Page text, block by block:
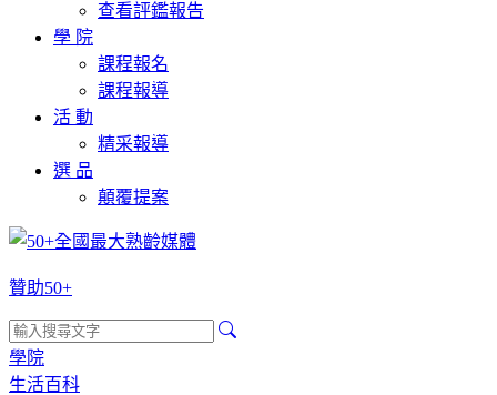
查看評鑑報告
學 院
課程報名
課程報導
活 動
精采報導
選 品
顛覆提案
贊助50+
學院
生活百科